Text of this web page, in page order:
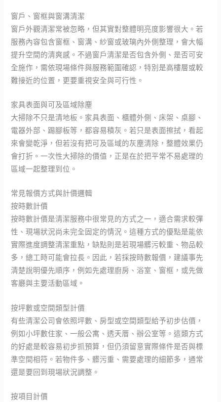
窗戶、窗框與窗溝清潔
窗戶外觀清潔常被忽略，但其實對整體明亮度影響很大。若
服務內容包含窗框、窗溝、紗窗或玻璃內外側整理，會大幅
提升空間的清爽感。不過窗戶清潔是否包含外側、是否可安
全施作，需依現場條件與服務範圍確認，特別是高樓層或較
難接近的位置，更要重視安全與可行性。
家具表面與可及區域除塵
大掃除不只是清地板。家具表面、櫃體外側、床架、桌腳、
電器外部、踢腳板等，都容易積灰。若只是表面擦拭，看起
來會變乾淨，但若沒有把可及區域的灰塵清除，整體效果仍
會打折。一次性大掃除的價值，正是在於把平常不易處理的
區域一起整理到位。
常見報價方式與計價邏輯
按時數計價
按時數計價是清潔服務中很常見的方式之一，適合需求較彈
性、現場狀況尚未完全固定的情況。這種方式的優點是能依
實際進度調整清潔重點，缺點則是若現場髒污較重、物品較
多，總工時可能會拉長。因此，若採按時數報價，建議事先
清楚說明優先順序，例如先處理廚房、浴室、窗框，或先做
客廳與主要活動區域。
按坪數或空間類型計價
有些清潔公司會依照坪數、房型或空間類型給予初步估價，
例如小坪數住家、一般公寓、透天厝、辦公室等。這類方式
的好處是較容易初步抓預算，但仍須留意實際條件是否與標
準空間相符。若物件多、髒污重、需要處理的細節多，通常
還是要回到現場狀況調整。
按項目計價